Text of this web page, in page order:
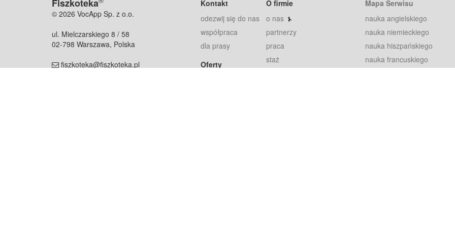
Fiszkoteka
© 2026 VocApp Sp. z o.o.
ul. Mielczarskiego 8 / 58
02-798 Warszawa, Polska
fiszkoteka@fiszkoteka.pl
Kontakt
odezwij się do nas
współpraca
dla prasy
Oferty
O firmie
o nas
partnerzy
praca
staż
Mapa Serwisu
nauka angielskiego
nauka niemieckiego
nauka hiszpańskiego
nauka francuskiego